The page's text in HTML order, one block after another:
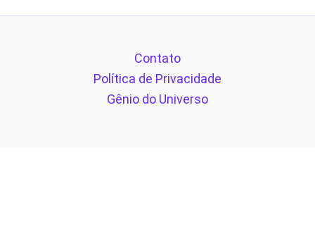
Contato
Política de Privacidade
Gênio do Universo